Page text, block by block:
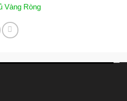
Vàng Ròng